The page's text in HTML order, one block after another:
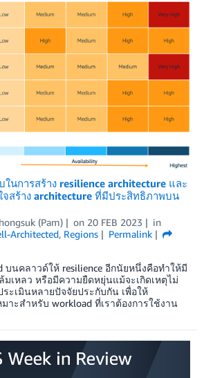
นการสร้าง resilience architecture และ
สร้าง architecture ที่มีประสิทธิภาพบน
(Pam) on 20 FEB 2023
in
Architected, Regions
Permalink
บนคลาวด์ให้ resilience อีกนัยหนึ่งคือทำให้มี
เหลว หรือมีความยืดหยุ่นแม้จะเกิดเหตุไม่
ะเมินหลายปัจจัยประกับกัน เพื่อให้
าะสำหรับ workload ที่เราต้องการใช้งาน